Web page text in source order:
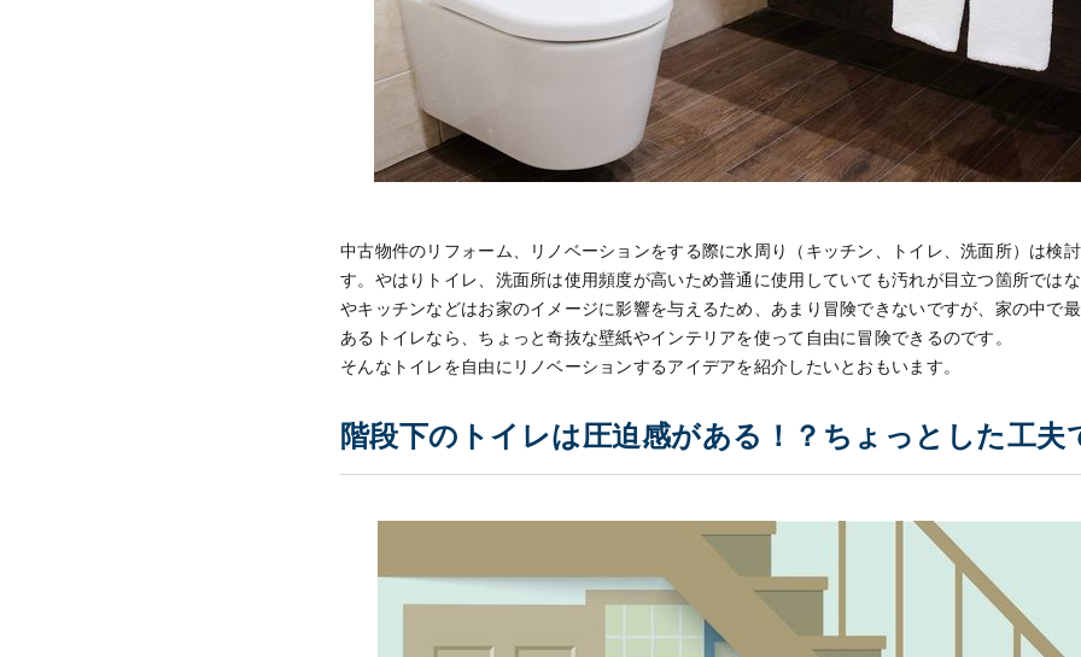
中古物件のリフォーム、リノベーションをする際に水周り（キッチン、トイレ、洗面所）は検
す。やはりトイレ、洗面所は使用頻度が高いため普通に使用していても汚れが目立つ箇所では
やキッチンなどはお家のイメージに影響を与えるため、あまり冒険できないですが、家の中で
あるトイレなら、ちょっと奇抜な壁紙やインテリアを使って自由に冒険できるのです。
そんなトイレを自由にリノベーションするアイデアを紹介したいとおもいます。
階段下のトイレは圧迫感がある！？ちょっとした工夫